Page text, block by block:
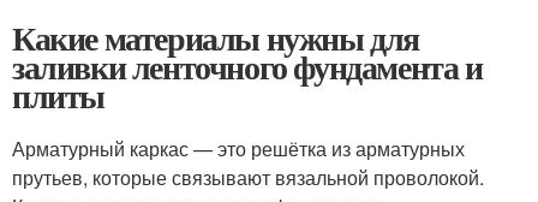
Какие материалы нужны для
заливки ленточного фундамента и
плиты
Арматурный каркас — это решётка из арматурных
прутьев, которые связывают вязальной проволокой.